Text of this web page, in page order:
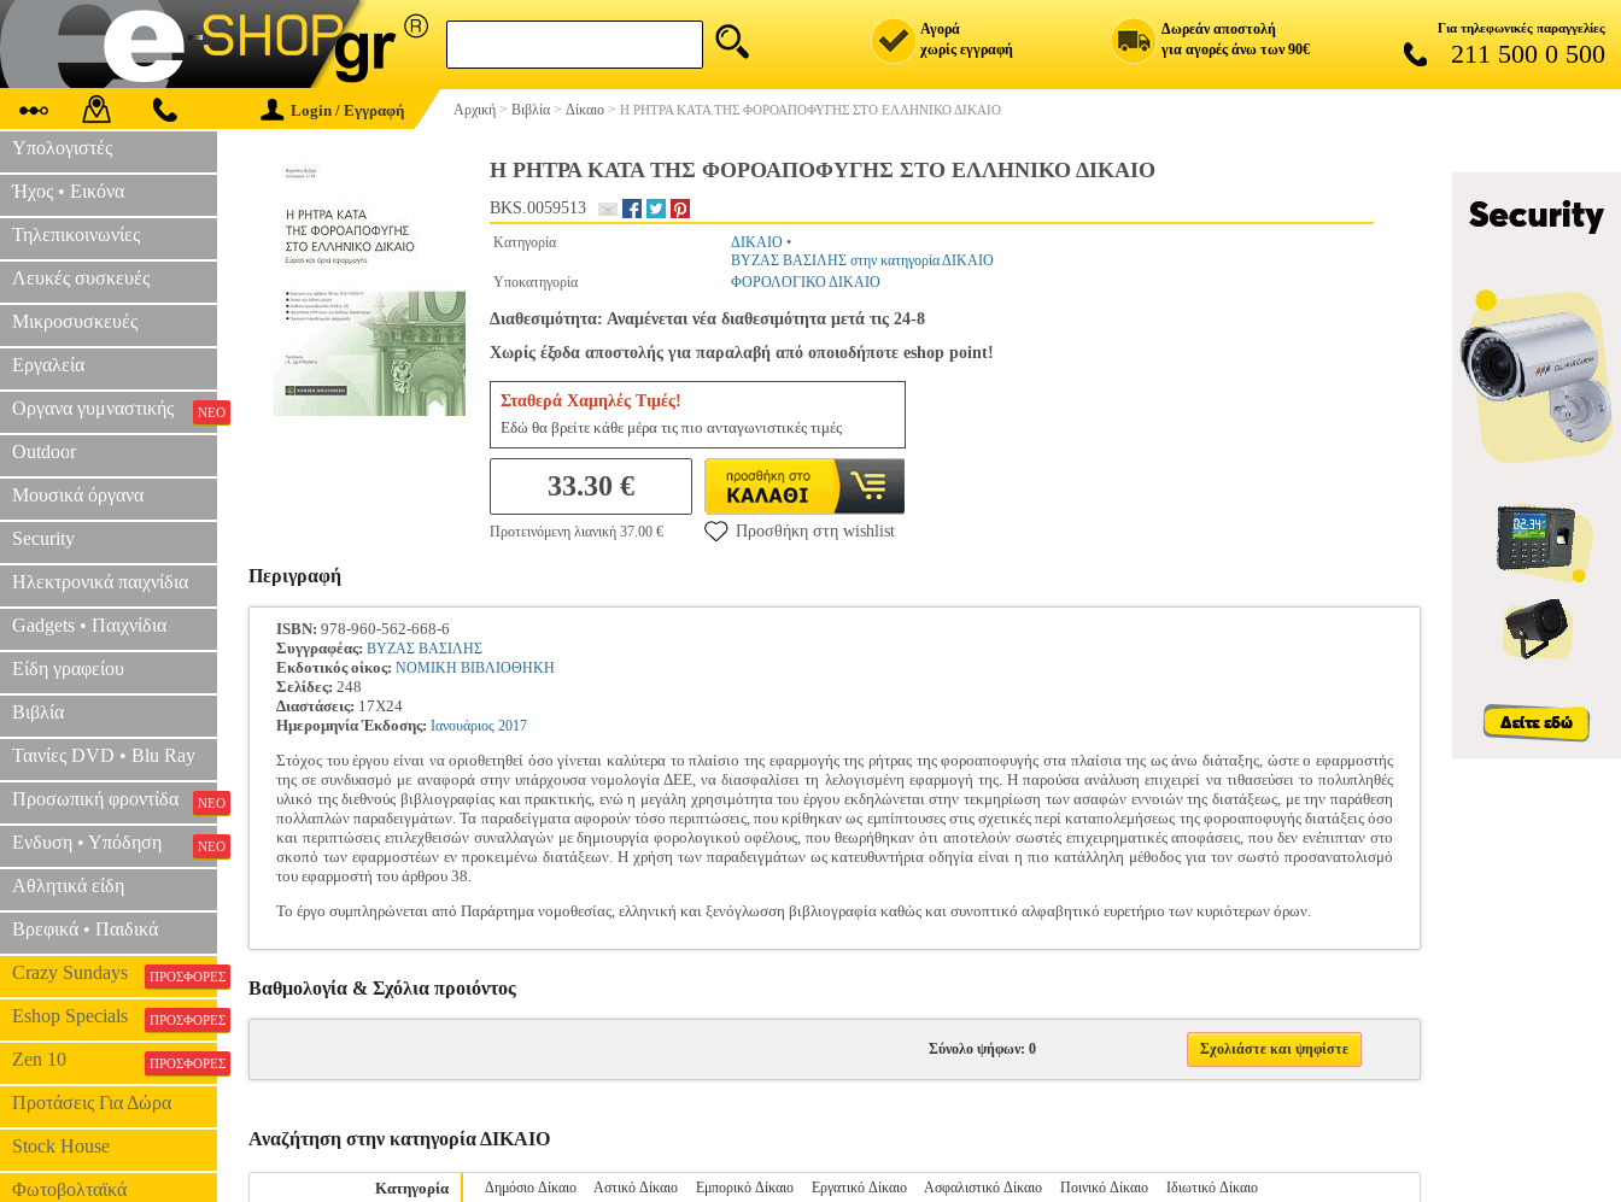
Αγορά
χωρίς εγγραφή
Δωρεάν αποστολή
για αγορές άνω των 90€
Για τηλεφωνικές παραγγελίες
211 500 0 500
Login / Εγγραφή Αρχική > Βιβλία > Δίκαιο > Η ΡΗΤΡΑ ΚΑΤΑ ΤΗΣ ΦΟΡΟΑΠΟΦΥΓΗΣ ΣΤΟ ΕΛΛΗΝΙΚΟ ΔΙΚΑΙΟ
Υπολογιστές
Ήχος • Εικόνα
Τηλεπικοινωνίες
Λευκές συσκευές
Μικροσυσκευές
Εργαλεία
Οργανα γυμναστικής ΝΕΟ
Outdoor
Μουσικά όργανα
Security
Ηλεκτρονικά παιχνίδια
Gadgets • Παιχνίδια
Είδη γραφείου
Βιβλία
Ταινίες DVD • Blu Ray
Προσωπική φροντίδα ΝΕΟ
Ενδυση • Υπόδηση ΝΕΟ
Αθλητικά είδη
Βρεφικά • Παιδικά
Crazy Sundays ΠΡΟΣΦΟΡΕΣ
Eshop Specials ΠΡΟΣΦΟΡΕΣ
Zen 10 ΠΡΟΣΦΟΡΕΣ
Προτάσεις Για Δώρα
Stock House
Φωτοβολταϊκά
Η ΡΗΤΡΑ ΚΑΤΑ ΤΗΣ ΦΟΡΟΑΠΟΦΥΓΗΣ ΣΤΟ ΕΛΛΗΝΙΚΟ ΔΙΚΑΙΟ
BKS.0059513
Κατηγορία ΔΙΚΑΙΟ •
ΒΥΖΑΣ ΒΑΣΙΛΗΣ στην κατηγορία ΔΙΚΑΙΟ
Υποκατηγορία
ΦΟΡΟΛΟΓΙΚΟ ΔΙΚΑΙΟ
Διαθεσιμότητα: Αναμένεται νέα διαθεσιμότητα μετά τις 24-8
Χωρίς έξοδα αποστολής για παραλαβή από οποιοδήποτε eshop point!
Σταθερά Χαμηλές Τιμές!
Εδώ θα βρείτε κάθε μέρα τις πιο ανταγωνιστικές τιμές
33.30 €
Προτεινόμενη λιανική 37.00 € Προσθήκη στη wishlist
Περιγραφή
ISBN: 978-960-562-668-6
Συγγραφέας: ΒΥΖΑΣ ΒΑΣΙΛΗΣ
Εκδοτικός οίκος: ΝΟΜΙΚΗ ΒΙΒΛΙΟΘΗΚΗ
Σελίδες: 248
Διαστάσεις: 17Χ24
Ημερομηνία Έκδοσης: Ιανουάριος 2017
Στόχος του έργου είναι να οριοθετηθεί όσο γίνεται καλύτερα το πλαίσιο της εφαρμογής της ρήτρας της φοροαποφυγής στα πλαίσια της ως άνω διάταξης, ώστε ο εφαρμοστής
της σε συνδυασμό με αναφορά στην υπάρχουσα νομολογία ΔΕΕ, να διασφαλίσει τη λελογισμένη εφαρμογή της. Η παρούσα ανάλυση επιχειρεί να τιθασεύσει το πολυπληθές
υλικό της διεθνούς βιβλιογραφίας και πρακτικής, ενώ η μεγάλη χρησιμότητα του έργου εκδηλώνεται στην τεκμηρίωση των ασαφών εννοιών της διατάξεως, με την παράθεση
πολλαπλών παραδειγμάτων. Τα παραδείγματα αφορούν τόσο περιπτώσεις, που κρίθηκαν ως εμπίπτουσες στις σχετικές περί καταπολεμήσεως της φοροαποφυγής διατάξεις όσο
και περιπτώσεις επιλεχθεισών συναλλαγών με δημιουργία φορολογικού οφέλους, που θεωρήθηκαν ότι αποτελούν σωστές επιχειρηματικές αποφάσεις, που δεν ενέπιπταν στο
σκοπό των εφαρμοστέων εν προκειμένω διατάξεων. Η χρήση των παραδειγμάτων ως κατευθυντήρια οδηγία είναι η πιο κατάλληλη μέθοδος για τον σωστό προσανατολισμό
του εφαρμοστή του άρθρου 38.
Το έργο συμπληρώνεται από Παράρτημα νομοθεσίας, ελληνική και ξενόγλωσση βιβλιογραφία καθώς και συνοπτικό αλφαβητικό ευρετήριο των κυριότερων όρων.
Βαθμολογία & Σχόλια προιόντος
Σύνολο ψήφων: 0 Σχολιάστε και ψηφίστε
Αναζήτηση στην κατηγορία ΔΙΚΑΙΟ
Κατηγορία Δημόσιο Δίκαιο Αστικό Δίκαιο Εμπορικό Δίκαιο Εργατικό Δίκαιο Ασφαλιστικό Δίκαιο Ποινικό Δίκαιο
Ιδιωτικό Δίκαιο